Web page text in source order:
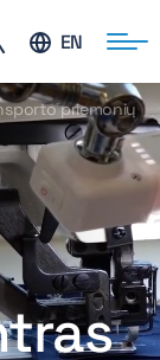
EN
priemonių